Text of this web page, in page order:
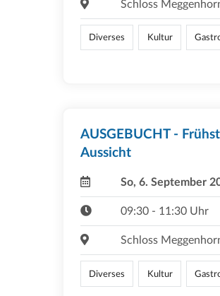
Schloss
Diverses Kultur
AUSGEBUCHT -
Aussicht
So, 6. September
09:30 - 11:30 Uhr
Schloss
Diverses Kultur